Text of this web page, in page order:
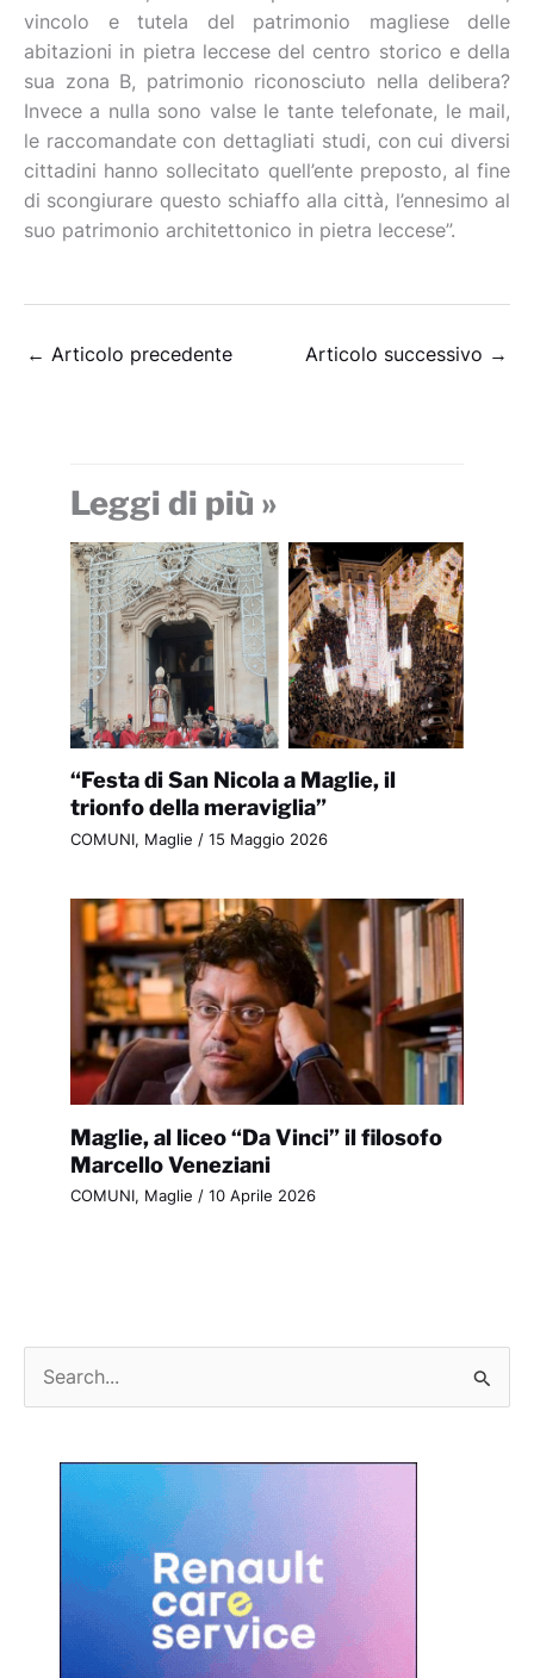
vincolo e tutela del patrimonio magliese delle
abitazioni in pietra leccese del centro storico e della
sua zona B, patrimonio riconosciuto nella delibera?
Invece a nulla sono valse le tante telefonate, le mail,
le raccomandate con dettagliati studi, con cui diversi
cittadini hanno sollecitato quell’ente preposto, al fine
di scongiurare questo schiaffo alla città, l’ennesimo al
suo patrimonio architettonico in pietra leccese”.
← Articolo precedente Articolo successivo →
Leggi di più »
“Festa di San Nicola a Maglie, il
trionfo della meraviglia”
COMUNI, Maglie / 15 Maggio 2026
Maglie, al liceo “Da Vinci” il filosofo
Marcello Veneziani
COMUNI, Maglie / 10 Aprile 2026